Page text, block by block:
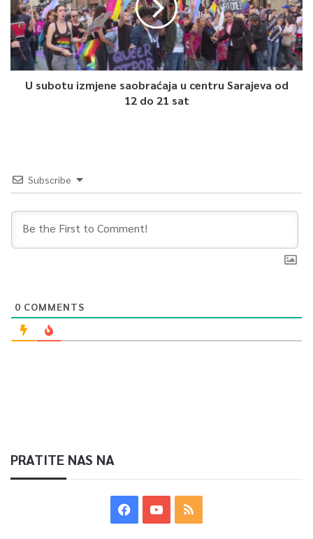
U subotu izmjene saobraćaja u centru Sarajeva od
12 do 21 sat
Subscribe
0 COMMENTS
PRATITE NAS NA